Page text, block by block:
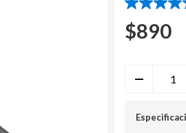
4.7
5
estrellas.
$890